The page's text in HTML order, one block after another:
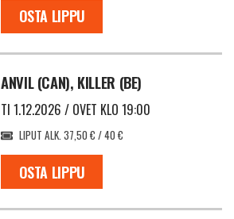
OSTA LIPPU
ANVIL (CAN), KILLER (BE)
TI 1.12.2026 / OVET KLO 19:00
LIPUT ALK. 37,50 € / 40 €
OSTA LIPPU